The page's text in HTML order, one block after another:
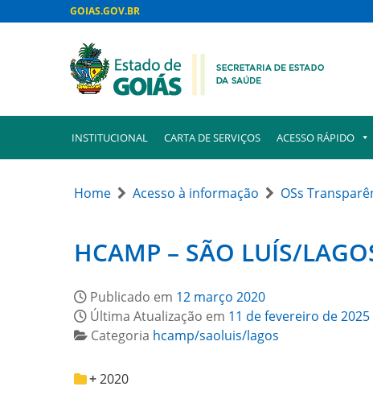
GOIAS.GOV.BR
INSTITUCIONAL CARTA DE SERVIÇOS ACESSO RÁPIDO
Home Acesso à informação OSs
HCAMP – SÃO LUÍS/
Publicado em 12 março 2020
Última Atualização em 11 de fevereiro de 2025
Categoria hcamp/saoluis/lagos
2020